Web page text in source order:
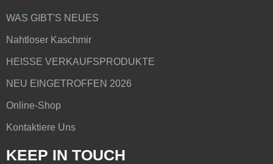
WAS GIBT'S NEUES
Nahtloser Kaschmir
HEISSE VERKAUFSPRODUKTE
NEU EINGETROFFEN 2026
Online-Shop
Kontaktiere Uns
KEEP IN TOUCH